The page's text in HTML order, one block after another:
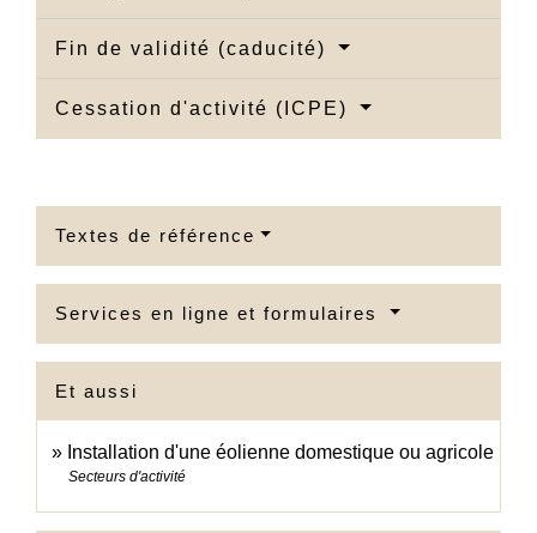
Fin de validité (caducité)
Cessation d'activité (ICPE)
Textes de référence
Services en ligne et formulaires
Et aussi
Installation d'une éolienne domestique ou agricole
Secteurs d'activité